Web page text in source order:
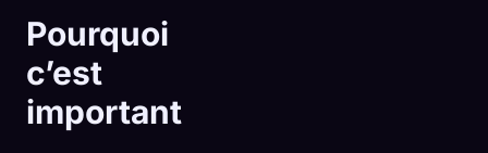
Pourquoi
c’est
important